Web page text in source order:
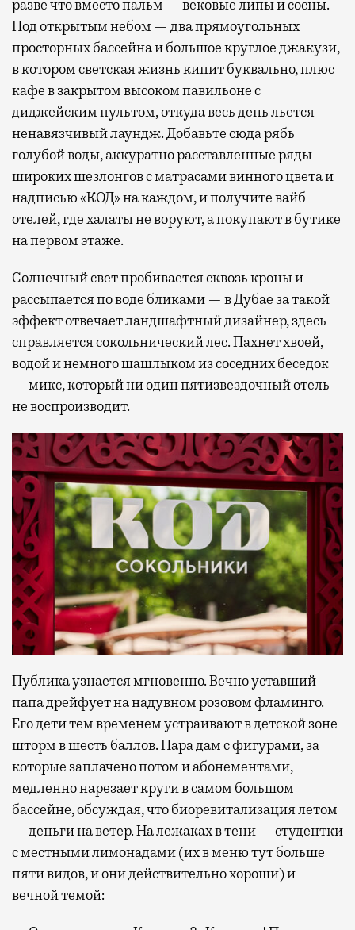
разве что вместо пальм — вековые липы и сосны.
Под открытым небом — два прямоугольных
просторных бассейна и большое круглое джакузи,
в котором светская жизнь кипит буквально, плюс
кафе в закрытом высоком павильоне с
диджейским пультом, откуда весь день льется
ненавязчивый лаундж. Добавьте сюда рябь
голубой воды, аккуратно расставленные ряды
широких шезлонгов с матрасами винного цвета и
надписью «КОД» на каждом, и получите вайб
отелей, где халаты не воруют, а покупают в бутике
на первом этаже.
Солнечный свет пробивается сквозь кроны и
рассыпается по воде бликами — в Дубае за такой
эффект отвечает ландшафтный дизайнер, здесь
справляется сокольнический лес. Пахнет хвоей,
водой и немного шашлыком из соседних беседок
— микс, который ни один пятизвездочный отель
не воспроизводит.
Публика узнается мгновенно. Вечно уставший
папа дрейфует на надувном розовом фламинго.
Его дети тем временем устраивают в детской зоне
шторм в шесть баллов. Пара дам с фигурами, за
которые заплачено потом и абонементами,
медленно нарезает круги в самом большом
бассейне, обсуждая, что биоревитализация летом
— деньги на ветер. На лежаках в тени — студентки
с местными лимонадами (их в меню тут больше
пяти видов, и они действительно хороши) и
вечной темой: